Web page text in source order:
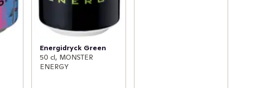
Energidryck Green
50 cl, MONSTER
ENERGY